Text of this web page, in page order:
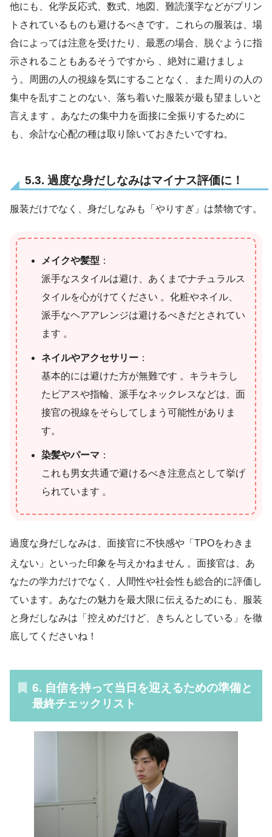
他にも、化学反応式、数式、地図、難読漢字などがプリン
トされているものも避けるべきです。これらの服装は、場
合によっては注意を受けたり、最悪の場合、脱ぐように指
示されることもあるそうですから 、絶対に避けましょ
う。周囲の人の視線を気にすることなく、また周りの人の
集中を乱すことのない、落ち着いた服装が最も望ましいと
言えます 。あなたの集中力を面接に全振りするために
も、余計な心配の種は取り除いておきたいですね。
5.3. 過度な身だしなみはマイナス評価に！
服装だけでなく、身だしなみも「やりすぎ」は禁物です。
メイクや髪型 ：
派手なスタイルは避け、あくまでナチュラルス
タイルを心がけてください 。化粧やネイル、
派手なヘアアレンジは避けるべきだとされてい
ます 。
ネイルやアクセサリー ：
基本的には避けた方が無難です 。キラキラし
たピアスや指輪、派手なネックレスなどは、面
接官の視線をそらしてしまう可能性がありま
す。
染髪やパーマ ：
これも男女共通で避けるべき注意点として挙げ
られています 。
過度な身だしなみは、面接官に不快感や「TPOをわきま
えない」といった印象を与えかねません 。面接官は、あ
なたの学力だけでなく、人間性や社会性も総合的に評価し
ています。あなたの魅力を最大限に伝えるためにも、服装
と身だしなみは「控えめだけど、きちんとしている」を徹
底してくださいね！
6. 自信を持って当日を迎えるための準備と
最終チェックリスト